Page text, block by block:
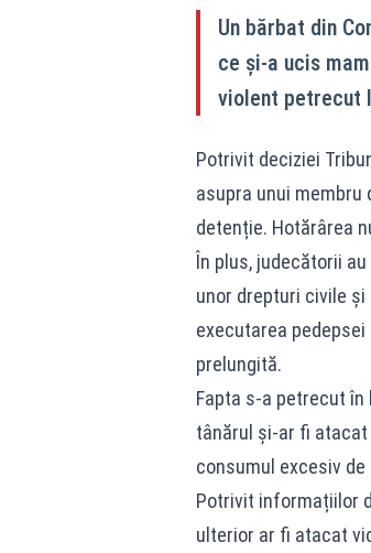
Un bărbat din
ce și-a ucis
violent petrecut
Potrivit deciziei
asupra unui membru
detenție. Hotărârea
În plus, judecătorii
unor drepturi civile
executarea
prelungită.
Fapta s-a petrecut
tânărul și-ar fi
consumul excesiv de
Potrivit informațiilor
ulterior ar fi atacat